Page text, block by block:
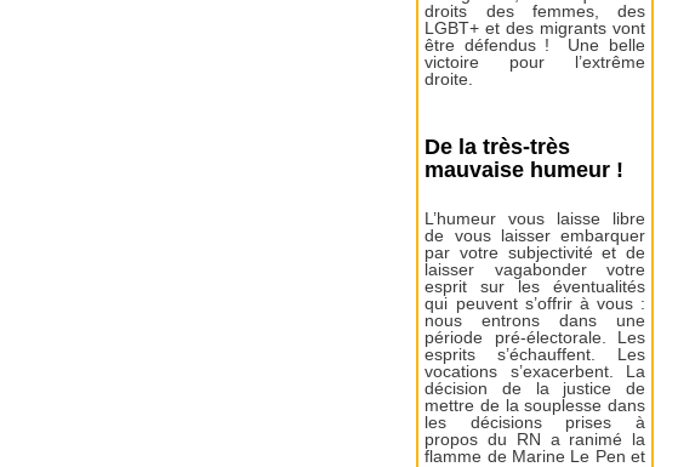
droits des femmes, des
LGBT+ et des migrants vont
être défendus ! Une belle
victoire pour l’extrême
droite.
De la très-très
mauvaise humeur !
L’humeur vous laisse libre
de vous laisser embarquer
par votre subjectivité et de
laisser vagabonder votre
esprit sur les éventualités
qui peuvent s’offrir à vous :
nous entrons dans une
période pré-électorale. Les
esprits s’échauffent. Les
vocations s’exacerbent. La
décision de la justice de
mettre de la souplesse dans
les décisions prises à
propos du RN a ranimé la
flamme de Marine Le Pen et